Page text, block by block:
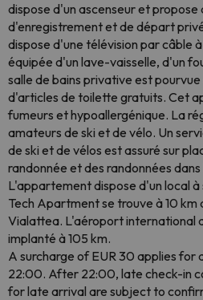
dispose d'un ascenseur et propose
d'enregistrement et de départ
dispose d'une télévision par câble
équipée d'un lave-vaisselle, d'un
salle de bains privative est
d'articles de toilette gratuits. Cet
fumeurs et hypoallergénique. La
amateurs de ski et de vélo. Un
de ski et de vélos est assuré sur
randonnée et des randonnées dans
L'appartement dispose d'un local
Tech Apartment se trouve à 10 km
Vialattea. L'aéroport international
implanté à 105 km.
A surcharge of EUR 30 applies
22:00. After 22:00, late check-in
for late arrival are subject to